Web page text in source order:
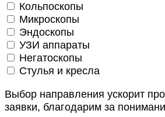
Кольпоскопы
Микроскопы
Эндоскопы
УЗИ аппараты
Негатоскопы
Стулья и кресла
Выбор направления ускорит
заявки, благодарим за